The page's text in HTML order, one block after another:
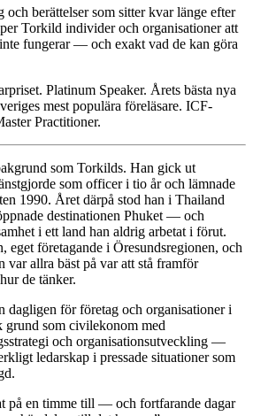
berättelser som sitter kvar länge efter
Torkild individer och organisationer att
fungerar — och exakt vad de kan göra
Platinum Speaker. Årets bästa nya
mest populära föreläsare. ICF-
Practitioner.
som Torkilds. Han gick ut
som officer i tio år och lämnade
1990. Året därpå stod han i Thailand
destinationen Phuket — och
i ett land han aldrig arbetat i förut.
eget företagande i Öresundsregionen, och
var allra bäst på var att stå framför
de tänker.
dagligen för företag och organisationer i
grund som civilekonom med
och organisationsutveckling —
ledarskap i pressade situationer som
på en timme till — och fortfarande dagar